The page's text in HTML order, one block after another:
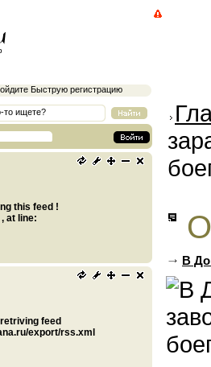
Быструю регистрацию
this feed !
at line:
feed
export/rss.xml
В